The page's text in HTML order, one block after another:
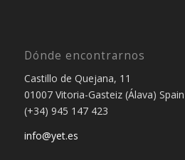
Dónde encontrarnos
Castillo de Quejana, 11
01007 Vitoria-Gasteiz (Álava) Spain
(+34) 945 147 423
info@yet.es